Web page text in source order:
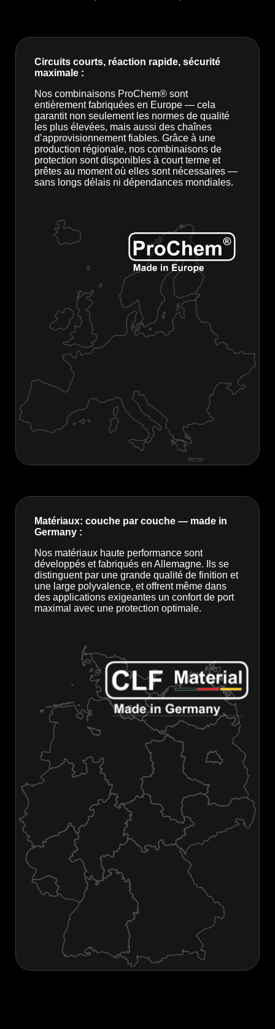
Circuits courts, réaction rapide, sécurité
maximale :
Nos combinaisons ProChem® sont
entièrement fabriquées en Europe — cela
garantit non seulement les normes de qualité
les plus élevées, mais aussi des chaînes
d’approvisionnement fiables. Grâce à une
production régionale, nos combinaisons de
protection sont disponibles à court terme et
prêtes au moment où elles sont nécessaires —
sans longs délais ni dépendances mondiales.
Matériaux: couche par couche — made in
Germany :
Nos matériaux haute performance sont
développés et fabriqués en Allemagne. Ils se
distinguent par une grande qualité de finition et
une large polyvalence, et offrent même dans
des applications exigeantes un confort de port
maximal avec une protection optimale.